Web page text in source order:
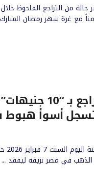
من التراجع الملحوظ خلال
مع غرة شهر رمضان
الذهب يواصل التراجع بـ “10 جنيهات”
تسجل أسوأ
شهدت
الذهب في مصر نزيفه ليفقد ...